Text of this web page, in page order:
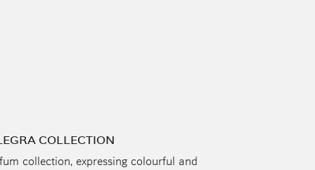
COLLECTION
collection, expressing colourful and